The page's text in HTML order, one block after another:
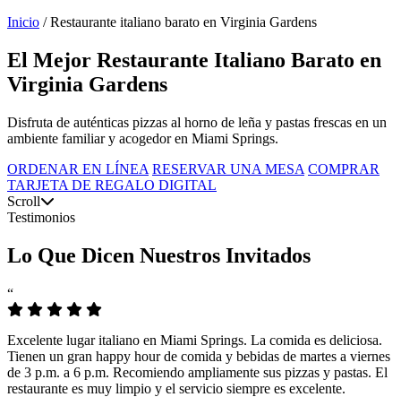
Inicio / Restaurante italiano barato en Virginia Gardens
El Mejor Restaurante Italiano Barato en
Virginia Gardens
Disfruta de auténticas pizzas al horno de leña y pastas frescas en un
ambiente familiar y acogedor en Miami Springs.
ORDENAR EN LÍNEA RESERVAR UNA MESA COMPRAR
TARJETA DE REGALO DIGITAL
Scroll
Testimonios
Lo Que Dicen Nuestros Invitados
“
Excelente lugar italiano en Miami Springs. La comida es deliciosa.
Tienen un gran happy hour de comida y bebidas de martes a viernes
de 3 p.m. a 6 p.m. Recomiendo ampliamente sus pizzas y pastas. El
restaurante es muy limpio y el servicio siempre es excelente.